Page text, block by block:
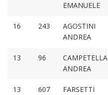
EMANUELE
16 243
AGOSTINI
ANDREA
13 96
CAMPETELLA
ANDREA
13 607
FARSETTI